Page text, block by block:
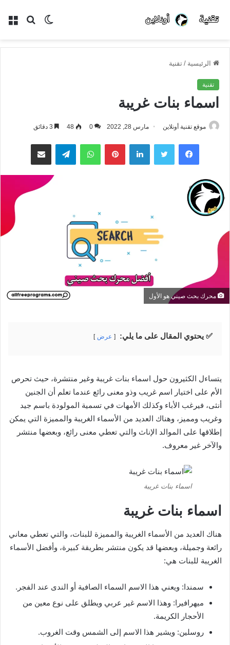
بحث الوضع
الرئيسية / تقنية
تقنية
اسماء بنات غريبة
موقع تقنية أونلاين مارس 28, 2022 0
48
فيسبوك تويتر لينكدإن بينتيريستواتساب تيلقرام مشاركة عبر البريد
محرك بحث صيني هو الأول
✅ يحتوي المقال على ما يلي: عرض
يتساءل الكثيرون حول اسماء بنات غريبة وغير منتشرة، حيث تحرص
الأم على اختيار اسم غريب وذو معنى رائع عندما تعلم أن الجنين
أنثى، فيرغب الأباء وكذلك الأمهات في تسمية المولودة باسم جيد
وغريب ومميز، وهناك العديد من الأسماء الغريبة والمميزة التي يمكن
إطلاقها على الموالد الإناث والتي تعطي معنى رائع، وبعضها منتشر
والآخر غير معروف.
اسماء بنات غريبة
اسماء بنات غريبة
هناك العديد من الأسماء الغريبة والمميزة للبنات، والتي تعطي معاني
رائعة وجميلة، وبعضها قد يكون منتشر بطريقة كبيرة، وأفضل الأسماء
الغريبة للبنات هي:
سمندا: ويعني هذا الاسم السماء الصافية أو الندى عند الفجر.
ميهرافيرا: وهذا الاسم غير عربي ويطلق على نوع معين من
الأحجار الكريمة.
روسلين: ويشير هذا الاسم إلى الشمس وقت الغروب.